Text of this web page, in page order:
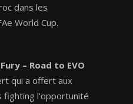
dans les
World Cup.
– Road to EVO
qui a offert aux
l’opportunité